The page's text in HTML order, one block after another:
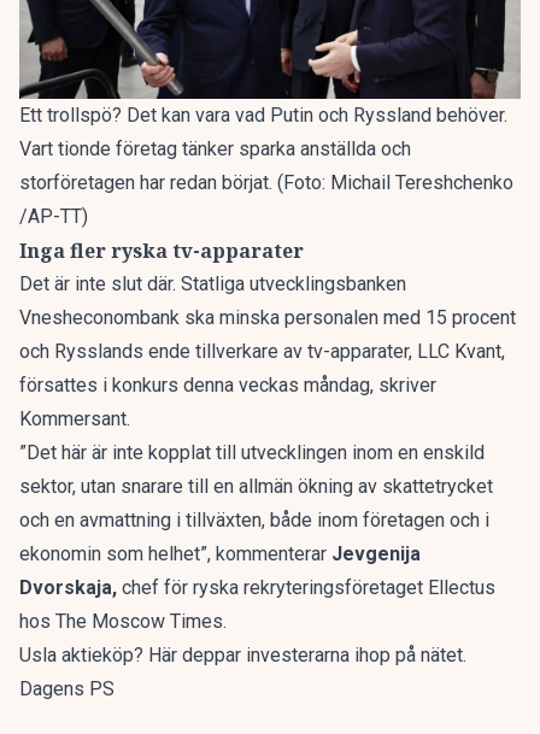
Ett trollspö? Det kan vara vad Putin och Ryssland behöver.
Vart tionde företag tänker sparka anställda och
storföretagen har redan börjat. (Foto: Michail Tereshchenko
/AP-TT)
Inga fler ryska tv-apparater
Det är inte slut där. Statliga utvecklingsbanken
Vnesheconombank ska minska personalen med 15 procent
och Rysslands ende tillverkare av tv-apparater, LLC Kvant,
försattes i konkurs denna veckas måndag, skriver
Kommersant.
”Det här är inte kopplat till utvecklingen inom en enskild
sektor, utan snarare till en allmän ökning av skattetrycket
och en avmattning i tillväxten, både inom företagen och i
ekonomin som helhet”, kommenterar Jevgenija
Dvorskaja, chef för ryska rekryteringsföretaget Ellectus
hos The Moscow Times.
Usla aktieköp? Här deppar investerarna ihop på nätet.
Dagens PS